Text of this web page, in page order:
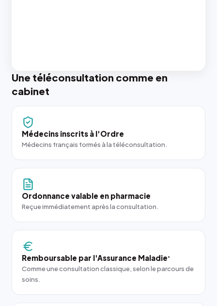
Une téléconsultation comme en
cabinet
Médecins inscrits à l'Ordre
Médecins français formés à la téléconsultation.
Ordonnance valable en pharmacie
Reçue immédiatement après la consultation.
Remboursable par l'Assurance Maladie*
Comme une consultation classique, selon le parcours de
soins.